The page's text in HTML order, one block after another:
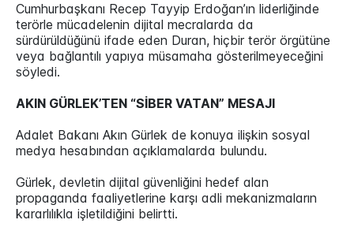
Cumhurbaşkanı Recep Tayyip Erdoğan’ın liderliğinde
terörle mücadelenin dijital mecralarda da
sürdürüldüğünü ifade eden Duran, hiçbir terör örgütüne
veya bağlantılı yapıya müsamaha gösterilmeyeceğini
söyledi.
AKIN GÜRLEK’TEN “SİBER VATAN” MESAJI
Adalet Bakanı Akın Gürlek de konuya ilişkin sosyal
medya hesabından açıklamalarda bulundu.
Gürlek, devletin dijital güvenliğini hedef alan
propaganda faaliyetlerine karşı adli mekanizmaların
kararlılıkla işletildiğini belirtti.